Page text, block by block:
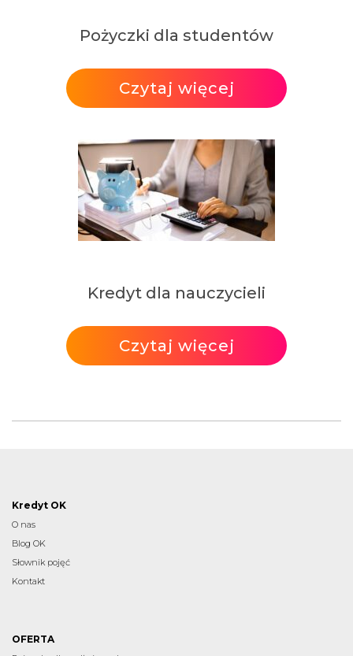
Pożyczki dla studentów
Czytaj więcej
Kredyt dla nauczycieli
Czytaj więcej
Kredyt OK
O nas
Blog OK
Słownik pojęć
Kontakt
OFERTA